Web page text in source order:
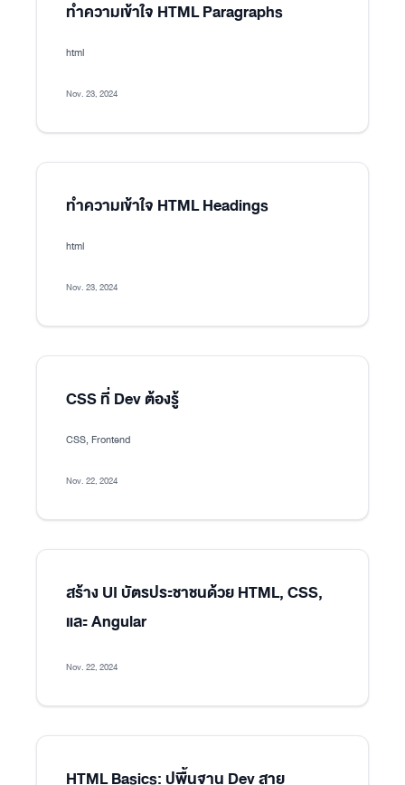
ทำความเข้าใจ HTML Paragraphs
html
Nov. 23, 2024
ทำความเข้าใจ HTML Headings
html
Nov. 23, 2024
CSS ที่ Dev ต้องรู้
CSS, Frontend
Nov. 22, 2024
สร้าง UI บัตรประชาชนด้วย HTML, CSS,
และ Angular
Nov. 22, 2024
HTML Basics: ปูพื้นฐาน Dev สาย